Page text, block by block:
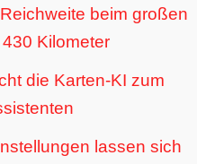
beim großen
Kilometer
die Karten-KI zum
lassen sich